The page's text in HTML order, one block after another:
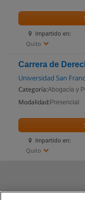
Impartido en:
Quito
Carrera de
Universidad San
Categoría:Abogacía y
Modalidad: Presencial
Impartido en:
Quito